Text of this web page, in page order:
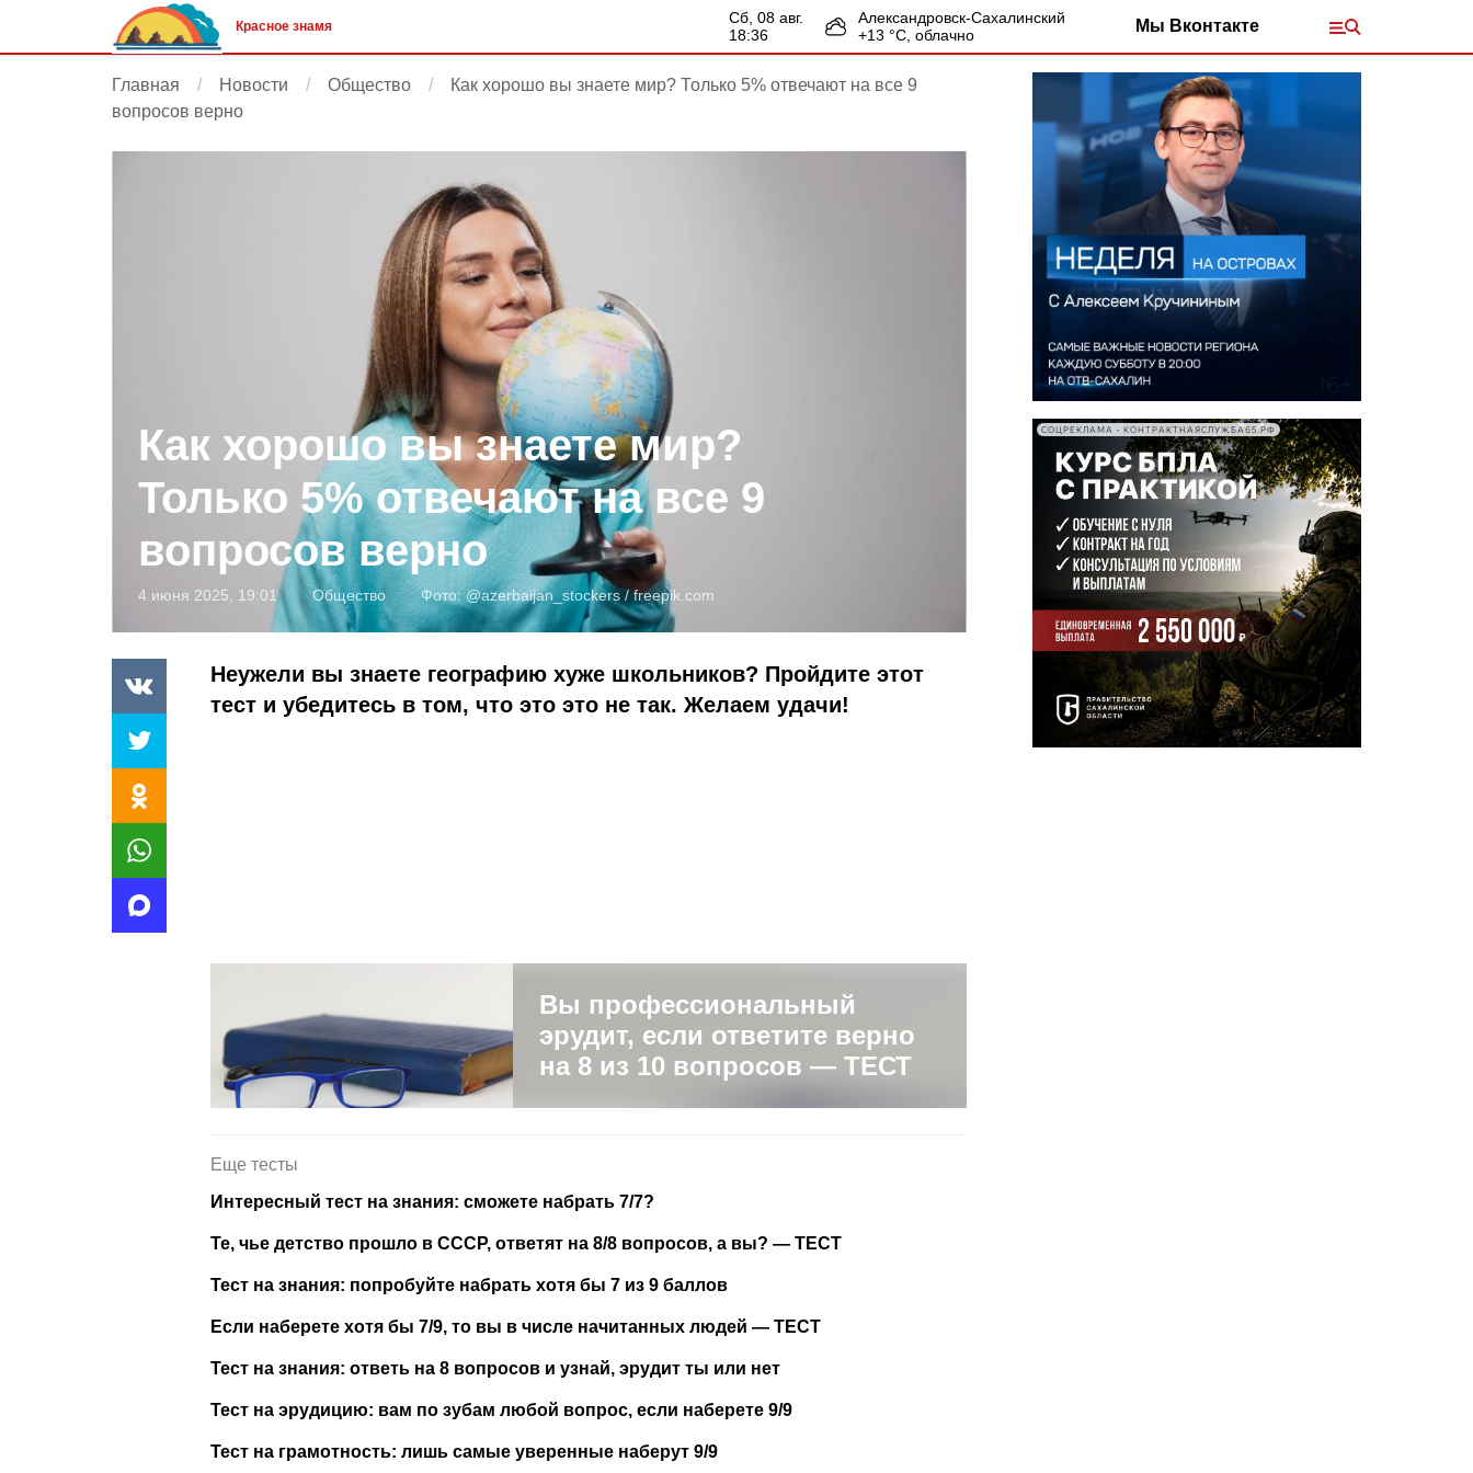
Красное знамя
сб, 08 авг.
18:36
Александровск-Сахалинский
+13 °С, облачно Мы Вконтакте
Главная Новости Общество
Как хорошо вы знаете мир? Только 5% отвечают на все 9
вопросов верно
Как хорошо вы знаете мир?
Только 5% отвечают на все 9
вопросов верно
4 июня 2025, 19:01 Общество Фото:@azerbaijan_stockers /freepik.com
Неужели вы знаете географию хуже школьников? Пройдите этот
тест и убедитесь в том, что это это не так. Желаем удачи!
Вы профессиональный
эрудит, если ответите верно
на 8 из 10 вопросов — ТЕСТ
Еще тесты
Интересный тест на знания: сможете набрать 7/7?
Те, чье детство прошло в СССР, ответят на 8/8 вопросов, а вы? — ТЕСТ
Тест на знания: попробуйте набрать хотя бы 7 из 9 баллов
Если наберете хотя бы 7/9, то вы в числе начитанных людей — ТЕСТ
Тест на знания: ответь на 8 вопросов и узнай, эрудит ты или нет
Тест на эрудицию: вам по зубам любой вопрос, если наберете 9/9
Тест на грамотность: лишь самые уверенные наберут 9/9
СОЦРЕКЛАМА • КОНТРАКТНАЯСЛУЖБА65.РФ